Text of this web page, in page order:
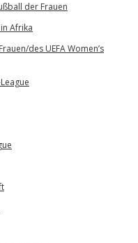
der Frauen
Afrika
des UEFA Women’s